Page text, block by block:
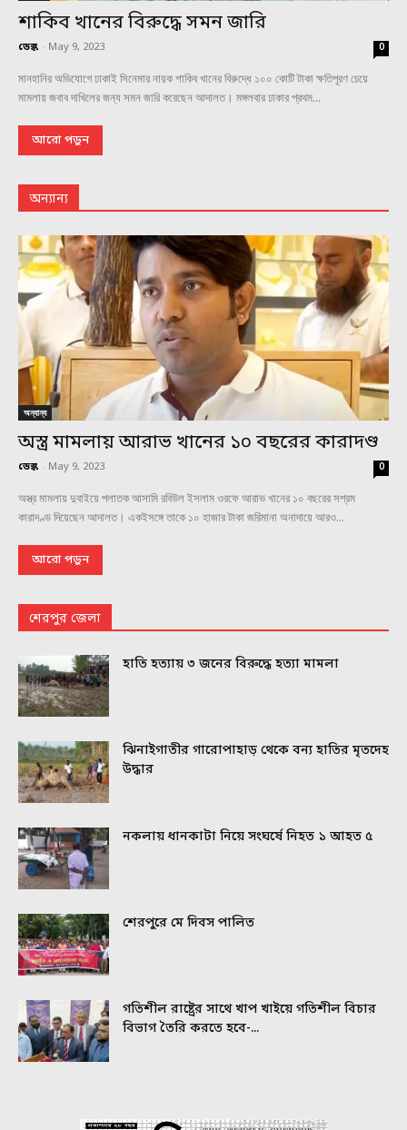
শাকিব খানের বিরুদ্ধে সমন জারি
ডেস্ক - May 9, 2023 0
মানহানির অভিযোগে ঢাকাই সিনেমার নায়ক শাকিব খানের বিরুদ্ধে ১০০ কোটি টাকা ক্ষতিপূরণ চেয়ে
মামলায় জবাব দাখিলের জন্য সমন জারি করেছেন আদালত। মঙ্গলবার ঢাকার প্রথম...
আরো পড়ুন
অন্যান্য
অন্যান্য
অস্ত্র মামলায় আরাভ খানের ১০ বছরের কারাদণ্ড
ডেস্ক - May 9, 2023 0
অস্ত্র মামলায় দুবাইয়ে পলাতক আসামি রবিউল ইসলাম ওরফে আরাভ খানের ১০ বছরের সশ্রম
কারাদণ্ড দিয়েছেন আদালত। একইসঙ্গে তাকে ১০ হাজার টাকা জরিমানা অনাদায়ে আরও...
আরো পড়ুন
শেরপুর জেলা
হাতি হত্যায় ৩ জনের বিরুদ্ধে হত্যা মামলা
ঝিনাইগাতীর গারোপাহাড় থেকে বন্য হাতির মৃতদেহ
উদ্ধার
নকলায় ধানকাটা নিয়ে সংঘর্ষে নিহত ১ আহত ৫
শেরপুরে মে দিবস পালিত
গতিশীল রাষ্ট্রের সাথে খাপ খাইয়ে গতিশীল বিচার
বিভাগ তৈরি করতে হবে-...